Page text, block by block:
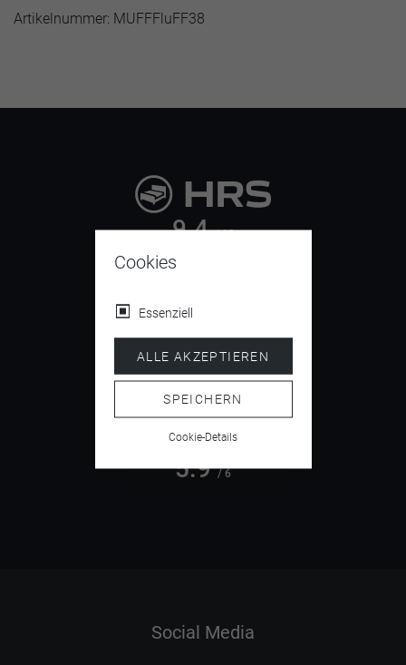
Artikelnummer: MUFFFluFF38
9.4/ 10
4.5/ 5
5.9/ 6
Social Media
Cookies
Essenziell
ALLE AKZEPTIEREN
SPEICHERN
Cookie-Details